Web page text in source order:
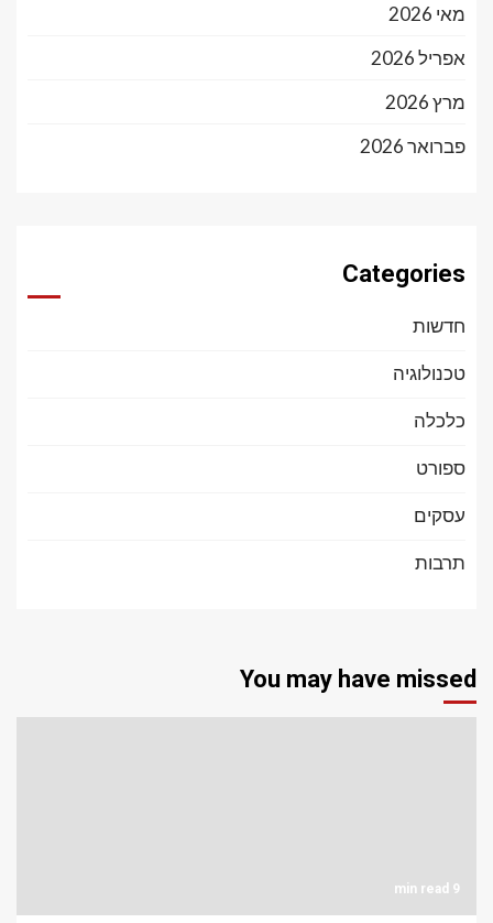
מאי 2026
אפריל 2026
מרץ 2026
פברואר 2026
Categories
חדשות
טכנולוגיה
כלכלה
ספורט
עסקים
תרבות
You may have missed
9 min read